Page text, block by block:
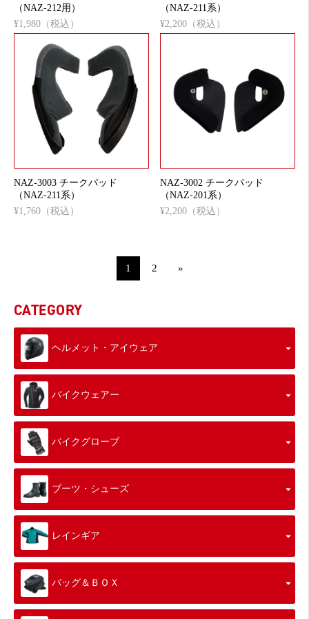
（NAZ-212用）
¥1,980（税込）
（NAZ-211系）
¥2,200（税込）
NAZ-3003 チークパッド
（NAZ-211系）
¥1,760（税込）
NAZ-3002 チークパッド
（NAZ-201系）
¥2,200（税込）
1 2 »
CATEGORY
ヘルメット・アイウェア
バイクウェアー
バイクグローブ
ブーツ・シューズ
レインギア
バッグ＆ＢＯＸ